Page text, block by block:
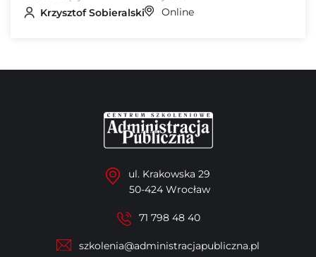
Krzysztof Sobieralski
Online
ul. Krakowska 29
50-424 Wrocław
71 798 48 40
szkolenia@administracjapubliczna.pl